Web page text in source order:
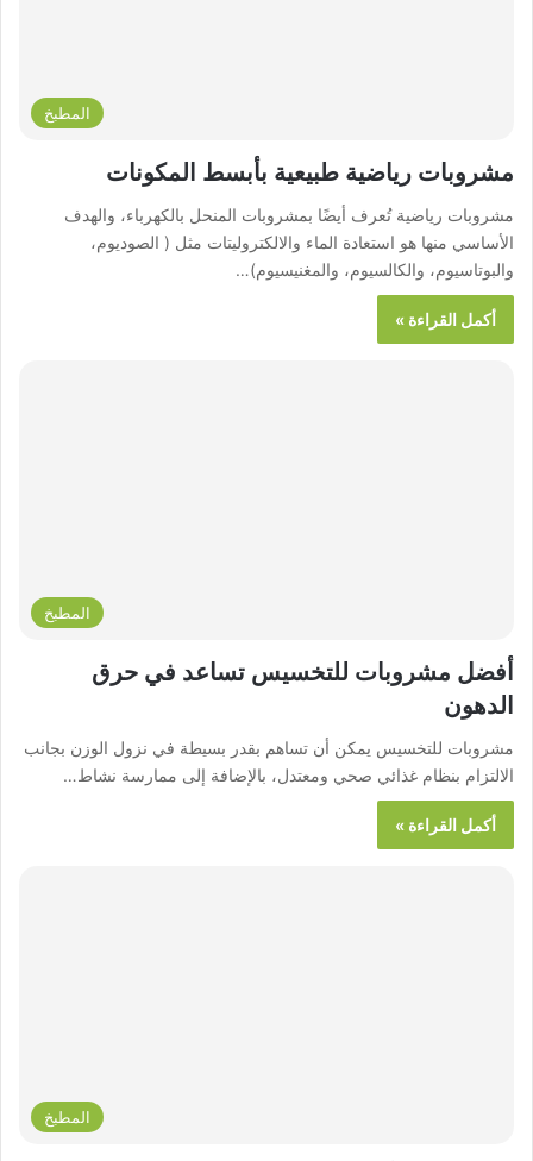
المطبخ
مشروبات رياضية طبيعية بأبسط المكونات
مشروبات رياضية تُعرف أيضًا بمشروبات المنحل بالكهرباء، والهدف
الأساسي منها هو استعادة الماء والالكتروليتات مثل ( الصوديوم،
والبوتاسيوم، والكالسيوم، والمغنيسيوم)…
أكمل القراءة »
المطبخ
أفضل مشروبات للتخسيس تساعد في حرق
الدهون
مشروبات للتخسيس يمكن أن تساهم بقدر بسيطة في نزول الوزن بجانب
الالتزام بنظام غذائي صحي ومعتدل، بالإضافة إلى ممارسة نشاط…
أكمل القراءة »
المطبخ